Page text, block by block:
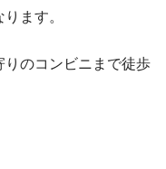
ます。
のコンビニまで徒歩